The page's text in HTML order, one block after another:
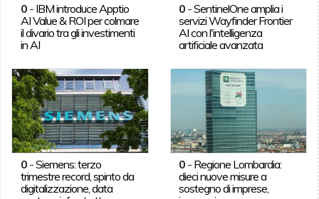
0- IBM introduce Apptio
AI Value & ROI per colmare
il divario tra gli investimenti
in AI
0 -SentinelOne amplia i
servizi Wayfinder Frontier
AI con l'intelligenza
artificiale avanzata
0-Siemens: terzo
trimestre record, spinto da
digitalizzazione, data
0 - Regione Lombardia:
dieci nuove misure a
sostegno di imprese,